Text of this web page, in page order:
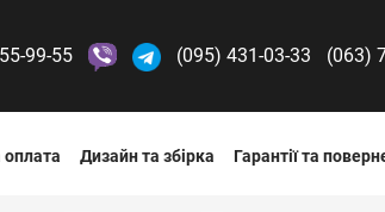
99-55 (095) 431-03-33 (063)
оплата Дизайн та збірка Гарантії та